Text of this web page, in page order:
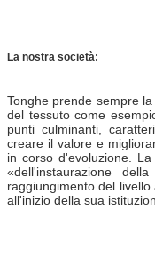
La nostra società:
Tonghe prende sempre
del tessuto come
punti culminanti,
creare il valore e
in corso d'evoluzione.
«dell'instaurazione
raggiungimento del
all'inizio della sua